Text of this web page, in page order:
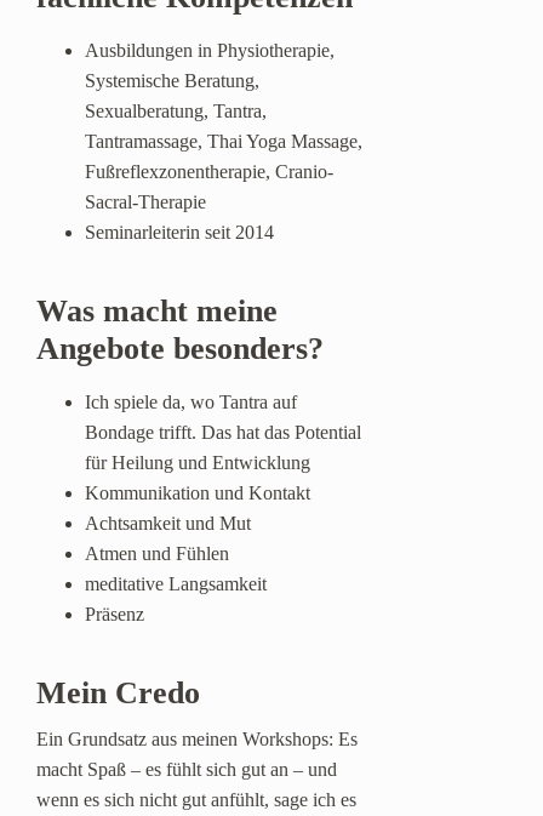
Ausbildungen in Physiotherapie,
Systemische Beratung,
Sexualberatung, Tantra,
Tantramassage, Thai Yoga Massage,
Fußreflexzonentherapie, Cranio-
Sacral-Therapie
Seminarleiterin seit 2014
Was macht meine
Angebote besonders?
Ich spiele da, wo Tantra auf
Bondage trifft. Das hat das Potential
für Heilung und Entwicklung
Kommunikation und Kontakt
Achtsamkeit und Mut
Atmen und Fühlen
meditative Langsamkeit
Präsenz
Mein Credo
Ein Grundsatz aus meinen Workshops: Es
macht Spaß – es fühlt sich gut an – und
wenn es sich nicht gut anfühlt, sage ich es